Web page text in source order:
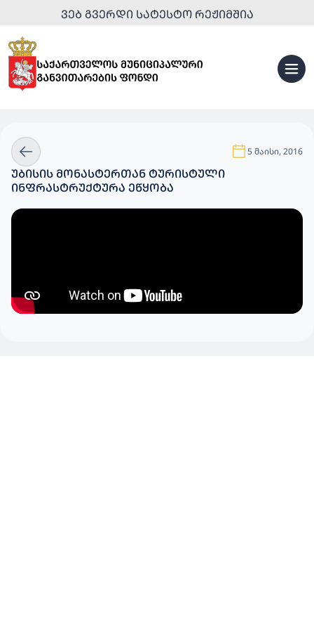
ᲕᲔᲑ ᲒᲕᲔᲠᲓᲘ ᲡᲐᲢᲔᲡᲢᲝ ᲠᲔᲟᲘᲛᲨᲘᲐ
5 მაისი, 2016
ᲣᲑᲘᲡᲘᲡ ᲛᲝᲜᲐᲡᲢᲔᲠᲗᲐᲜ ᲢᲣᲠᲘᲡᲢᲣᲚᲘ
ᲘᲜᲤᲠᲐᲡᲢᲠᲣᲥᲢᲣᲠᲐ ᲔᲬᲧᲝᲑᲐ